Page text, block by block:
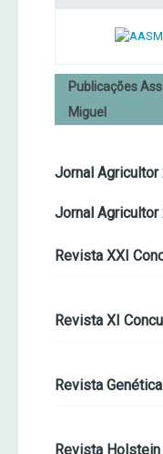
Publicações
Miguel
Jornal Agricultor
Jornal Agricultor
Revista XXI
Revista XI
Revista
Revista